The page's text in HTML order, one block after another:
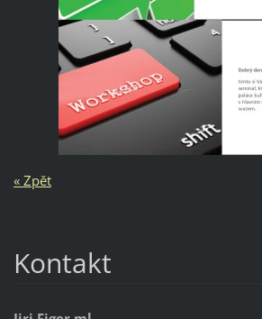
« Zpět
Kontakt